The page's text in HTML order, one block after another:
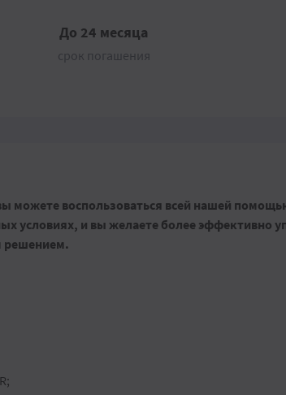
До 24 месяца
срок погашения
можете воспользоваться всей нашей
условиях, и вы желаете более эффективно
решением.